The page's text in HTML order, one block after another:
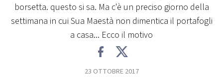
NEWS
borsetta. questo si sa. Ma c'è un preciso giorno della
settimana in cui Sua Maestà non dimentica il portafogli
a casa... Ecco il motivo
23 OTTOBRE 2017